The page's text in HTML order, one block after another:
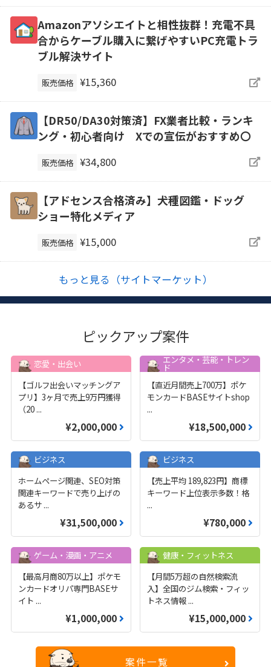
Amazonアソシエイトと相性抜群！充電不具
合からケーブル購入に繋げやすいPC充電トラ
ブル解決サイト
販売価格 ¥15,360
【DR50/DA30対策済】FX業者比較・ランキ
ング・初心者向け Xでの宣伝がおすすめ〇
販売価格 ¥34,800
【アドセンス合格済み】犬種図鑑・ドッグ
ショー特化メディア
販売価格 ¥15,000
もっと見る（サイトマーケット）
ピックアップ案件
恋愛・出会い
【ゴルフ出会いマッチングア
プリ】3ヶ月で売上9万円獲得
（20 ...
¥2,000,000
エンタメ・芸能・トレン
ド
【直近月間売上700万】ポケ
モンカードBASEサイトshop
...
¥18,500,000
ビジネス
ホームページ関連、SEO対策
関連キーワードで売り上げの
あるサ ...
¥31,500,000
ビジネス
【売上平均 189,823円】商標
キーワード上位表示多数！格
...
¥780,000
ゲーム・漫画・アニメ
【最高月商80万以上】ポケモ
ンカードオリパ専門BASEサ
イト ...
¥1,000,000
健康・フィットネス
【月間5万超の自然検索流
入】全国のジム検索・フィッ
トネス情報 ...
¥15,000,000
案件一覧